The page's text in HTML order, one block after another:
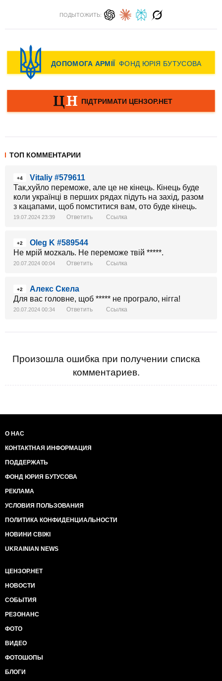
ПОДЫТОЖИТЬ:
ТОП КОММЕНТАРИИ
+4
Vitaliy #579611
Так,хуйло переможе, але це не кінець. Кінець буде
коли українці в перших рядах підуть на захід, разом
з кацапами, щоб помститися вам, ото буде кінець.
19.07.2024 23:39 Ответить Ссылка
+2
Oleg K #589544
Не мрій моzкаль. Не переможе твій *****.
20.07.2024 00:04 Ответить Ссылка
+2
Алекс Скела
Для вас головне, щоб ***** не програло, нігга!
20.07.2024 00:34 Ответить Ссылка
Произошла ошибка при получении списка
комментариев.
О НАС
КОНТАКТНАЯ ИНФОРМАЦИЯ
ПОДДЕРЖАТЬ
ФОНД ЮРИЯ БУТУСОВА
РЕКЛАМА
УСЛОВИЯ ПОЛЬЗОВАНИЯ
ПОЛИТИКА КОНФИДЕНЦИАЛЬНОСТИ
НОВИНИ СВІЖІ
UKRAINIAN NEWS
ЦЕНЗОР.НЕТ
НОВОСТИ
СОБЫТИЯ
РЕЗОНАНС
ФОТО
ВИДЕО
ФОТОШОПЫ
БЛОГИ